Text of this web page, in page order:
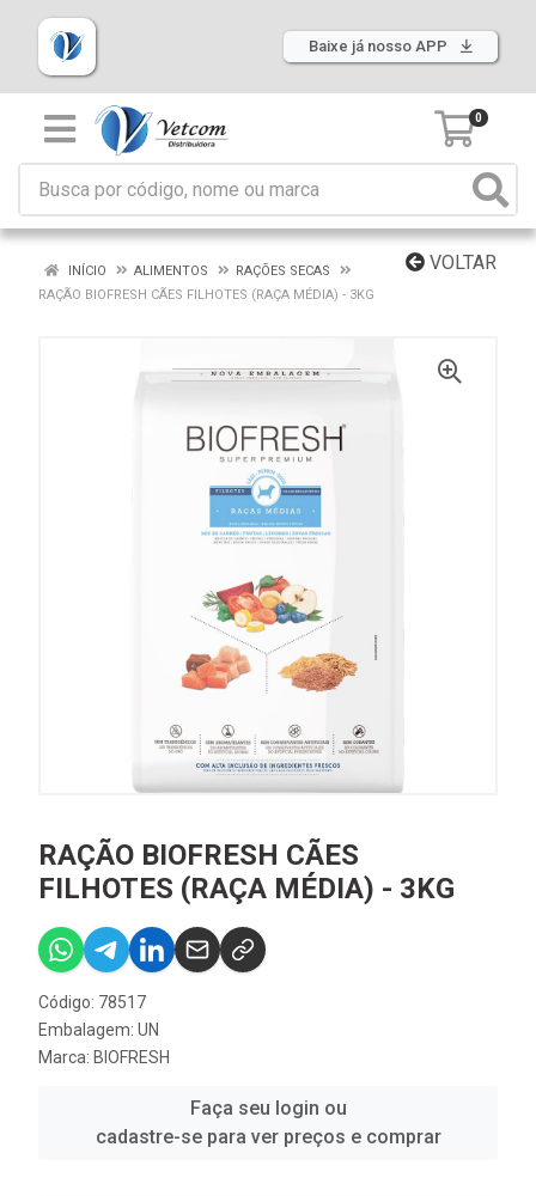
Baixe já nosso APP
0
VOLTAR
INÍCIO ALIMENTOS
RAÇÕES SECAS
RAÇÃO BIOFRESH CÃES FILHOTES (RAÇA MÉDIA) - 3KG
RAÇÃO BIOFRESH CÃES
FILHOTES (RAÇA MÉDIA) - 3KG
Código: 78517
Embalagem: UN
Marca: BIOFRESH
Faça seu login ou
cadastre-se para ver preços e comprar